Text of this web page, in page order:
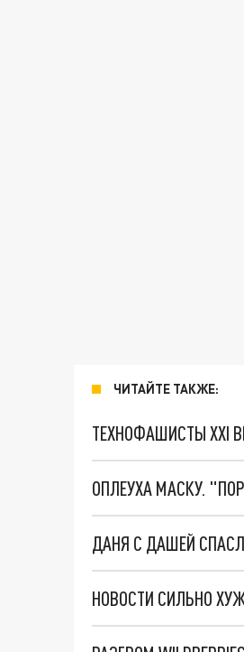
ЧИТАЙТЕ ТАКЖЕ:
ТЕХНОФАШИСТЫ XXI
ОПЛЕУХА МАСКУ.
ДАНЯ С ДАШЕЙ